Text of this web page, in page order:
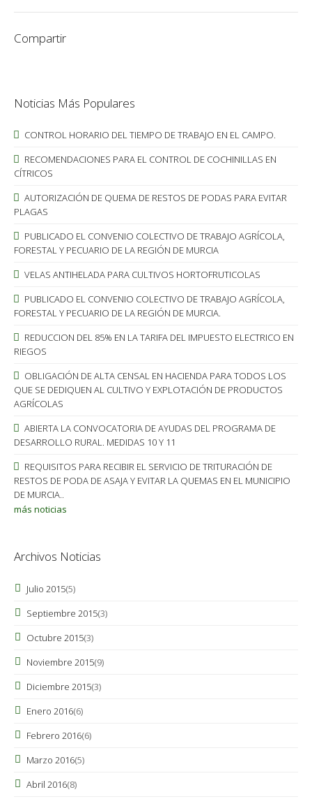
Compartir
Noticias Más Populares
CONTROL HORARIO DEL TIEMPO DE TRABAJO EN EL CAMPO.
RECOMENDACIONES PARA EL CONTROL DE COCHINILLAS EN
CÍTRICOS
AUTORIZACIÓN DE QUEMA DE RESTOS DE PODAS PARA EVITAR
PLAGAS
PUBLICADO EL CONVENIO COLECTIVO DE TRABAJO AGRÍCOLA,
FORESTAL Y PECUARIO DE LA REGIÓN DE MURCIA
VELAS ANTIHELADA PARA CULTIVOS HORTOFRUTICOLAS
PUBLICADO EL CONVENIO COLECTIVO DE TRABAJO AGRÍCOLA,
FORESTAL Y PECUARIO DE LA REGIÓN DE MURCIA.
REDUCCION DEL 85% EN LA TARIFA DEL IMPUESTO ELECTRICO EN
RIEGOS
OBLIGACIÓN DE ALTA CENSAL EN HACIENDA PARA TODOS LOS
QUE SE DEDIQUEN AL CULTIVO Y EXPLOTACIÓN DE PRODUCTOS
AGRÍCOLAS
ABIERTA LA CONVOCATORIA DE AYUDAS DEL PROGRAMA DE
DESARROLLO RURAL. MEDIDAS 10 Y 11
REQUISITOS PARA RECIBIR EL SERVICIO DE TRITURACIÓN DE
RESTOS DE PODA DE ASAJA Y EVITAR LA QUEMAS EN EL MUNICIPIO
DE MURCIA..
más noticias
Archivos Noticias
Julio 2015(5)
Septiembre 2015(3)
Octubre 2015(3)
Noviembre 2015(9)
Diciembre 2015(3)
Enero 2016(6)
Febrero 2016(6)
Marzo 2016(5)
Abril 2016(8)